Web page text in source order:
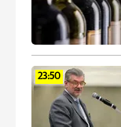
23:50